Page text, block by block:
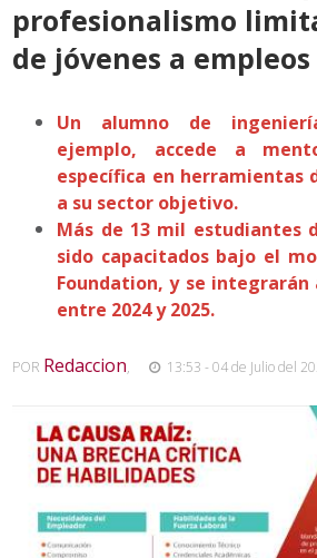
profesionalismo
de jóvenes a
Un alumno de
ejemplo, accede a
específica en herramientas
a su sector objetivo.
Más de 13 mil estudiantes
sido capacitados bajo el
Foundation, y se
entre 2024 y 2025.
POR Redaccion, 13:53 - 04 de Julio del